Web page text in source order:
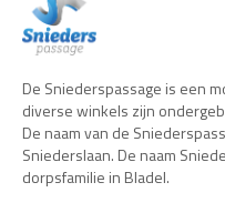
De Sniederspassage is een
diverse winkels zijn
De naam van de
Sniederslaan. De naam
dorpsfamilie in Bladel.